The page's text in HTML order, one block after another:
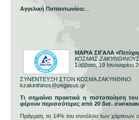
Αγγελική Παπαντωνίου:
ΜΑΡΙΑ ΣΙΓΑΛΑ
ΚΟΣΜΑΣ ΖΑΚΥΝΘΙΝΟΥΣ
Σάββατο, 19 Ιανουαρίου
ΣΥΝΕΝΤΕΥΞΗ ΣΤΟΝ ΚΟΣΜΑ ΖΑΚΥΝΘΙΝΟ
kzakinthinos@pegasus.gr
Τι σημαίνει πρακτικά η πιστοποίηση
φέρουν περισσότερες από 20 δισ.
Πράγματι, το 14% του συνόλου των